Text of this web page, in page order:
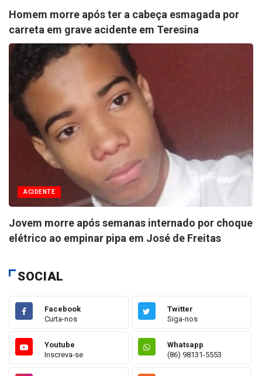
Homem morre após ter a cabeça esmagada por
carreta em grave acidente em Teresina
ACIDENTE
Jovem morre após semanas internado por choque
elétrico ao empinar pipa em José de Freitas
SOCIAL
Facebook
Curta-nos
Twitter
Siga-nos
Youtube
Inscreva-se
Whatsapp
(86) 98131-5553